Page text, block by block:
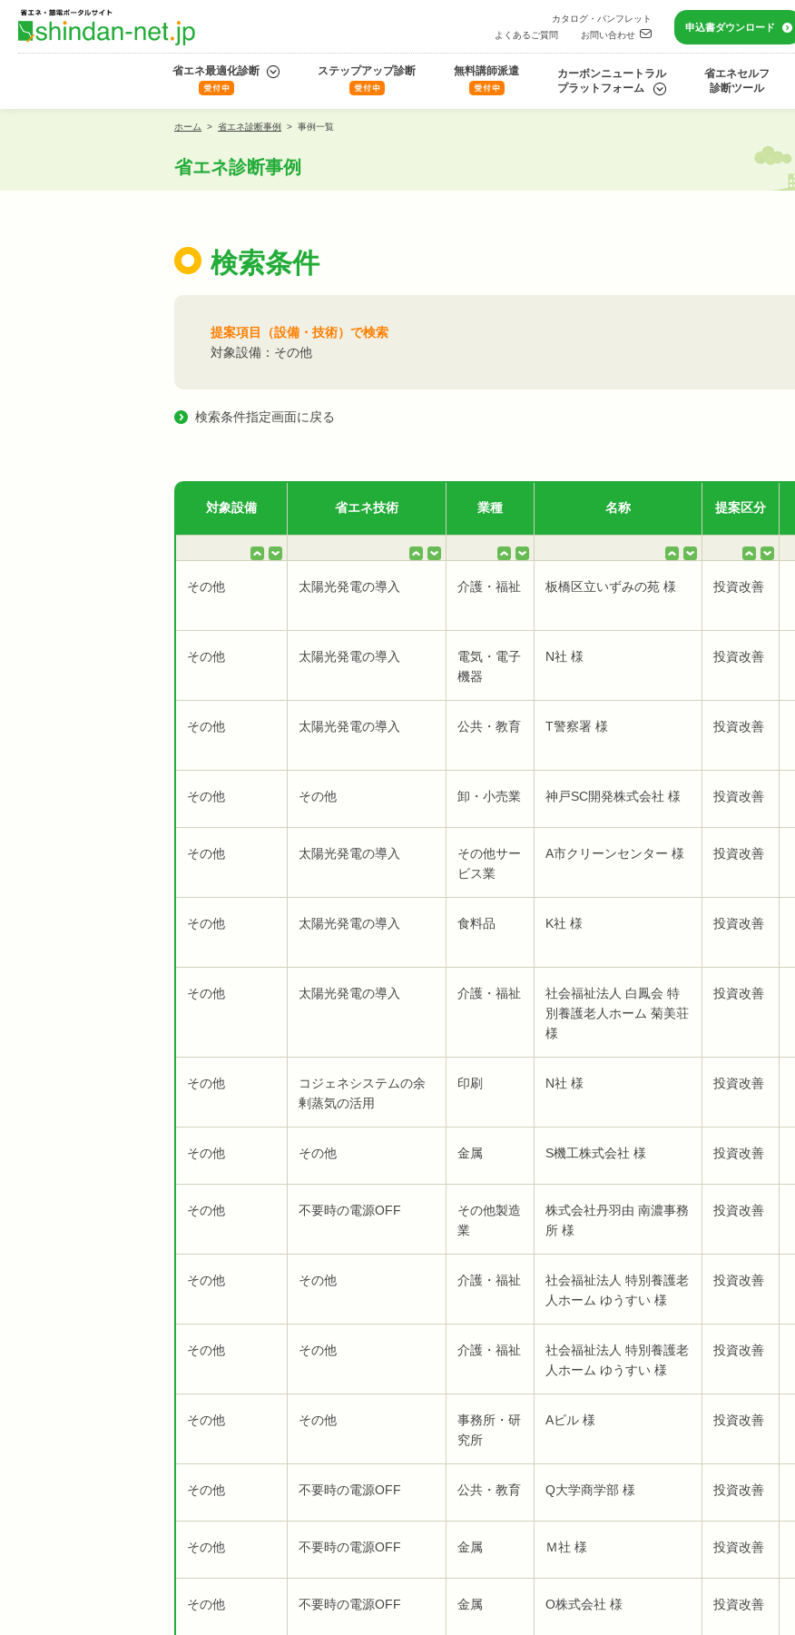
カタログ・パンフレット
よくあるご質問
お問い合わせ
申込書ダウンロード
省エネ最適化診断 ステップアップ診断 無料講師派遣
カーボンニュートラル
プラットフォーム
省エネセルフ
診断ツール
ホーム > 省エネ診断事例 > 事例一覧
省エネ診断事例
検索条件
提案項目（設備・技術）で検索
対象設備：その他
検索条件指定画面に戻る
対象設備 省エネ技術 業種 名称 提案区分
その他 太陽光発電の導入 介護・福祉 板橋区立いずみの苑 様 投資改善
その他 太陽光発電の導入
電気・電子
機器
N社 様 投資改善
その他 太陽光発電の導入 公共・教育 T警察署 様 投資改善
その他 その他 卸・小売業 神戸SC開発株式会社 様 投資改善
その他 太陽光発電の導入
その他サー
ビス業
A市クリーンセンター 様 投資改善
その他 太陽光発電の導入 食料品 K社 様 投資改善
その他 太陽光発電の導入 介護・福祉
社会福祉法人 白鳳会 特
別養護老人ホーム 菊美荘
様
投資改善
その他
コジェネシステムの余
剰蒸気の活用
印刷 N社 様 投資改善
その他 その他 金属 S機工株式会社 様 投資改善
その他 不要時の電源OFF
その他製造
業
株式会社丹羽由 南濃事務
所 様
投資改善
その他 その他 介護・福祉
社会福祉法人 特別養護老
人ホーム ゆうすい 様
投資改善
その他 その他 介護・福祉
社会福祉法人 特別養護老
人ホーム ゆうすい 様
投資改善
その他 その他
事務所・研
究所
Aビル 様 投資改善
その他 不要時の電源OFF 公共・教育 Q大学商学部 様 投資改善
その他 不要時の電源OFF 金属 Ｍ社 様 投資改善
その他 不要時の電源OFF 金属 O株式会社 様 投資改善